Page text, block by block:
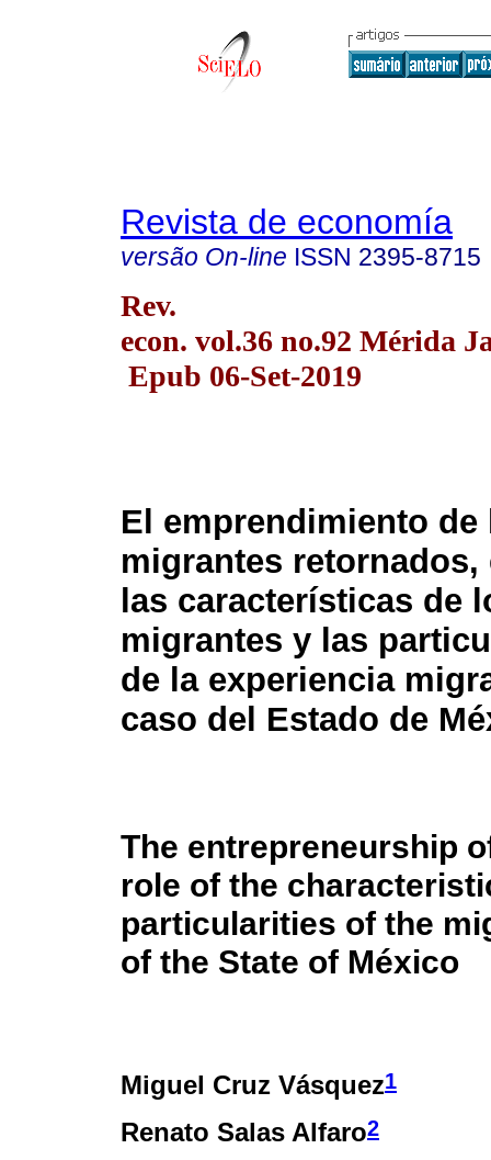
Revista de economía
versão On-line ISSN 2395-8715
Rev.
econ. vol.36 no.92 Mérida
Epub 06-Set-2019
El emprendimiento de
migrantes retornados,
las características de
migrantes y las
de la experiencia
caso del Estado de
The entrepreneurship
role of the
particularities of the
of the State of México
Miguel Cruz Vásquez1
Renato Salas Alfaro2